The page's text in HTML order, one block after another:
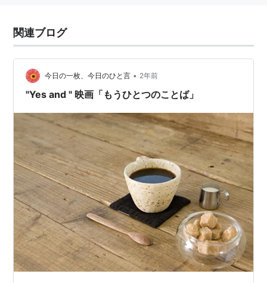
関連ブログ
今日の一枚、今日のひと言 • 2年前
"Yes and " 映画「もうひとつのことば」